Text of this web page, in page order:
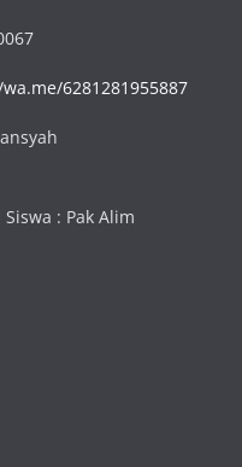
6281281955887
: Pak Alim